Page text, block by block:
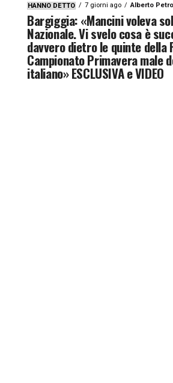
HANNO DETTO 7 giorni ago Alberto
Bargiggia: «Mancini voleva
Nazionale. Vi svelo cosa è
davvero dietro le quinte della
Campionato Primavera male
italiano» ESCLUSIVA e VIDEO